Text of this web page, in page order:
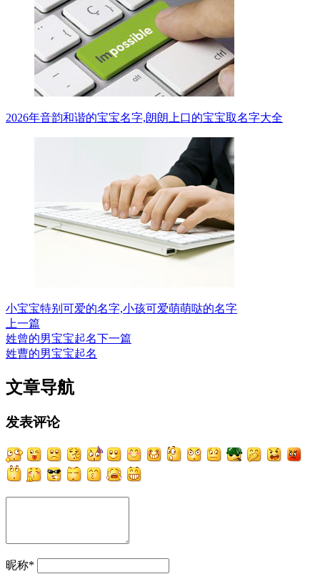
2026年音韵和谐的宝宝名字,朗朗上口的宝宝取名字大全
小宝宝特别可爱的名字,小孩可爱萌萌哒的名字
上一篇
姓曾的男宝宝起名下一篇
姓曹的男宝宝起名
文章导航
发表评论
昵称*